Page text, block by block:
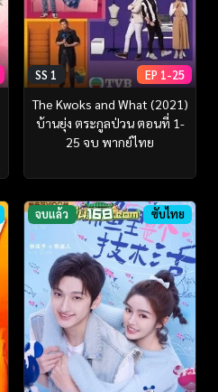
SS 1 EP 1-25
The Kwoks and What (2021)
บ้านยุ่ง ตระกูลป่วน ตอนที่ 1-
25 จบ พากย์ไทย
จบแล้ว ซับไทย